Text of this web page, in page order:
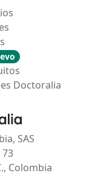
Doctoralia
- Página de inicio
SAS
73
Colombia